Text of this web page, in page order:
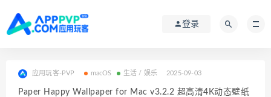
登录
应用玩客-PVP macOS 生活 / 娱乐 2025-09-03
Paper Happy Wallpaper for Mac v3.2.2 超高清4K动态壁纸